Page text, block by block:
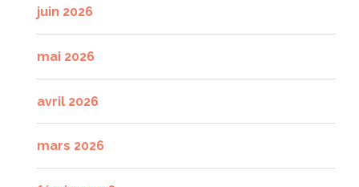
juin 2026
mai 2026
avril 2026
mars 2026